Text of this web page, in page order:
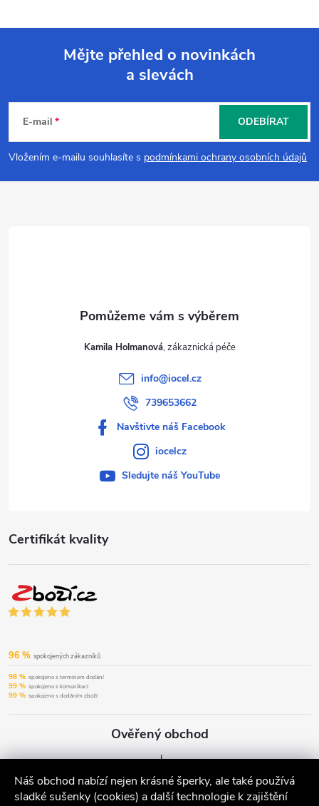
Náš obchod nabízí nejen krásné šperky, ale také používá
sladké sušenky (cookies) a další technologie k zajištění
p
a
Mějte přehled o novinkách
a slevách
E-mail
Vložením e-mailu souhlasíte s podmínkami ochrany osobních údajů
ODEBÍRAT
Certifikát kvality
96 % spokojených zákazníků
98 % spokojeno s termínem dodání
99 % spokojeno s komunikací
99 % spokojeno s dodáním zboží
Ověřený obchod
Kamila Holmanová
info@iocel.cz
739653662
Navštivte náš Facebook
iocelcz
Sledujte náš YouTube